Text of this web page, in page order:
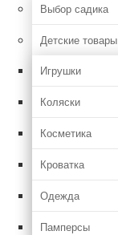
Выбор садика
Детские товары
Игрушки
Коляски
Косметика
Кроватка
Одежда
Памперсы